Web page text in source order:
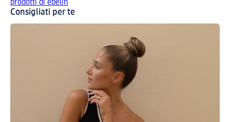
prodotti di ebelin
Consigliati per te